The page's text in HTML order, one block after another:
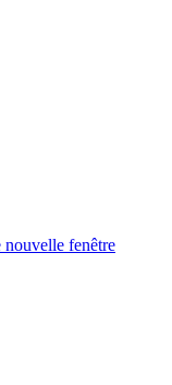
nouvelle fenêtre